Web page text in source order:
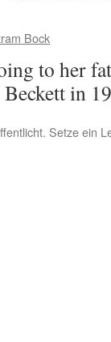
Bock
to her
in
Setze ein